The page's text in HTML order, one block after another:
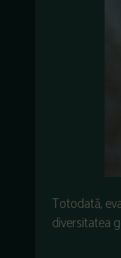
Totodată,
diversitatea